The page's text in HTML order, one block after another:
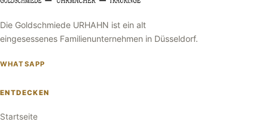
Die Goldschmiede URHAHN ist ein alt
eingesessenes Familienunternehmen in Düsseldorf.
WHATSAPP
ENTDECKEN
Startseite